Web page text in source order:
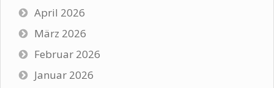
April 2026
März 2026
Februar 2026
Januar 2026